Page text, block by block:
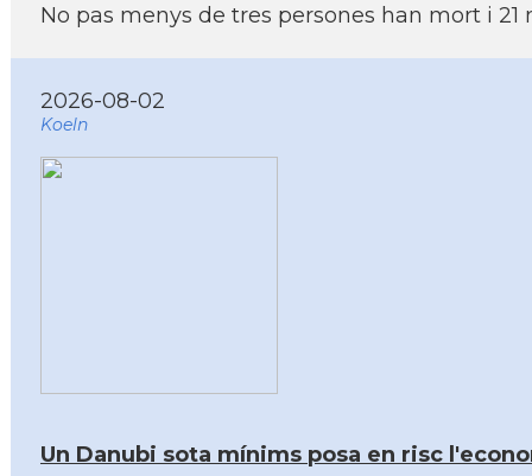
No pas menys de tres persones han mort i
2026-08-02
Koeln
Un Danubi sota mínims posa en risc